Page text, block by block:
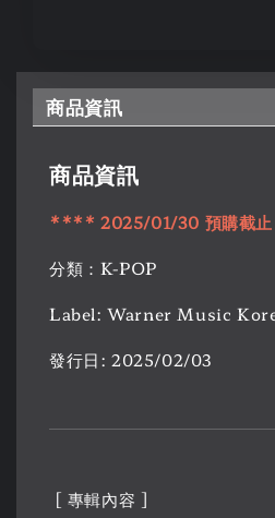
商品資訊
商品資訊
**** 2025/01/30 預購截止
分類：K-POP
Label: Warner Music
發行日: 2025/02/03
[ 專輯內容 ]